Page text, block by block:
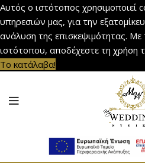
Αυτός ο ιστότοπος χρησιμοποιεί
υπηρεσιών μας, για την
ανάλυση της επισκεψιμότητας.
ιστότοπου, αποδέχεστε τη χρήση
Το κατάλαβα!